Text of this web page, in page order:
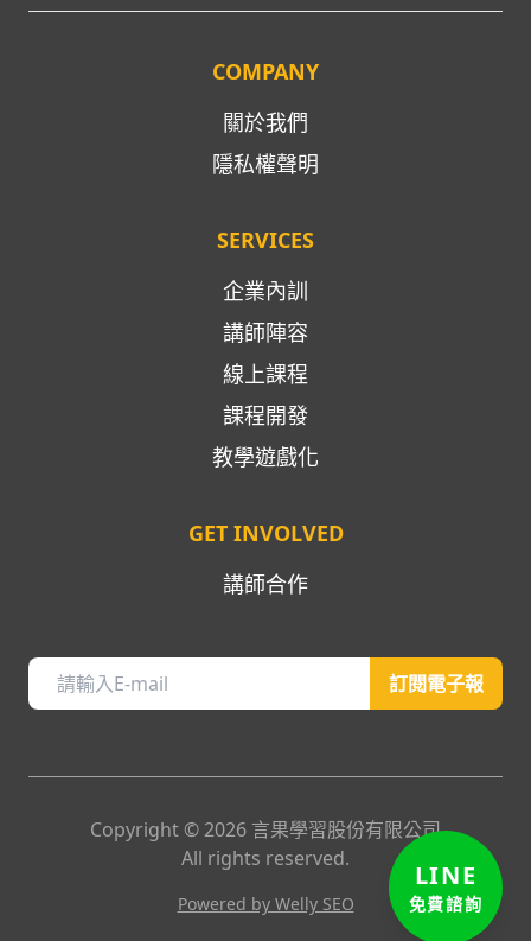
免費諮詢
COMPANY
關於我們
隱私權聲明
SERVICES
企業內訓
講師陣容
線上課程
課程開發
教學遊戲化
GET INVOLVED
講師合作
訂閱電子報
Copyright © 2026 言果學習股份有限公司
All rights reserved.
Powered by Welly SEO